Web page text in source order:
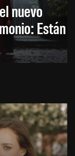
nuevo
Están